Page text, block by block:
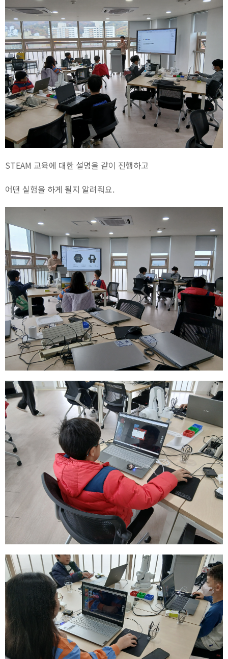
STEAM 교육에 대한 설명을 같이 진행하고
어떤 실험을 하게 될지 알려줘요.